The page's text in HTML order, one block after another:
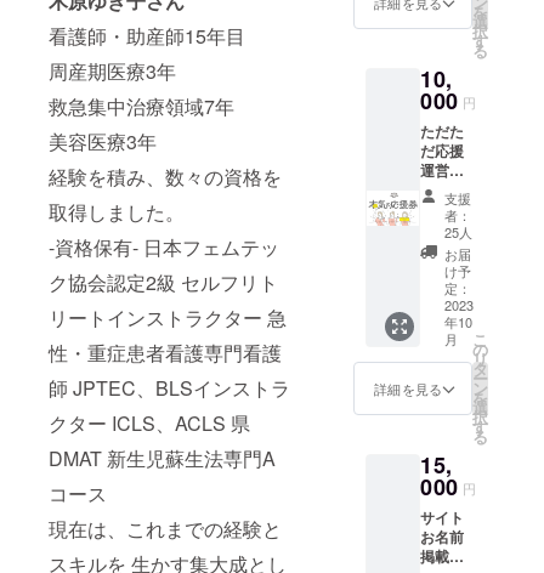
看護師・助産師15年目
周産期医療3年
救急集中治療領域7年
美容医療3年
経験を積み、数々の資格を
取得しました。
-資格保有- 日本フェムテッ
ク協会認定2級 セルフリト
リートインストラクター 急
性・重症患者看護専門看護
師 JPTEC、BLSインストラ
クター ICLS、ACLS 県
DMAT 新生児蘇生法専門A
コース
現在は、これまでの経験と
スキルを 生かす集大成とし
(日)、両
けま
す。メ
イン会
場：サ
ンライ
ズビル
東京
ザ・グ
リーン
ホール
2F 第
２会
場：
Studio
C ※和漢
桃の
ウーロ
材料
名：
ン茶、
田七人
参、生
※和漢
桃の
ン茶 名
称：混
合茶 原
材料
名：
ウーロ
ン茶、
田七人
参、生
姜、柑
橘皮、
シナモ
ン、 鶏
血藤、
サラシ
ア、橙
果実、
薬、
グァバ
葉、高
麗人
参、霊
芝、金
を
選
択
す
る
10,
000 円
ただた
だ応援
運営メ
ンバー
で応援
返しと
して本
気であ
なたの
幸せを
願いま
す。
+お礼の
お手紙
（ハガ
キ）を
たしま
す。
支援
者：
25人
お届
け予
定：
2023
年10
月
詳細を見る
こ
の
リ
タ
ー
ン
を
選
択
す
る
15,
000 円
サイト
お名前
掲載ス